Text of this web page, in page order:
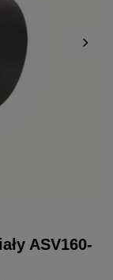
ASV160-